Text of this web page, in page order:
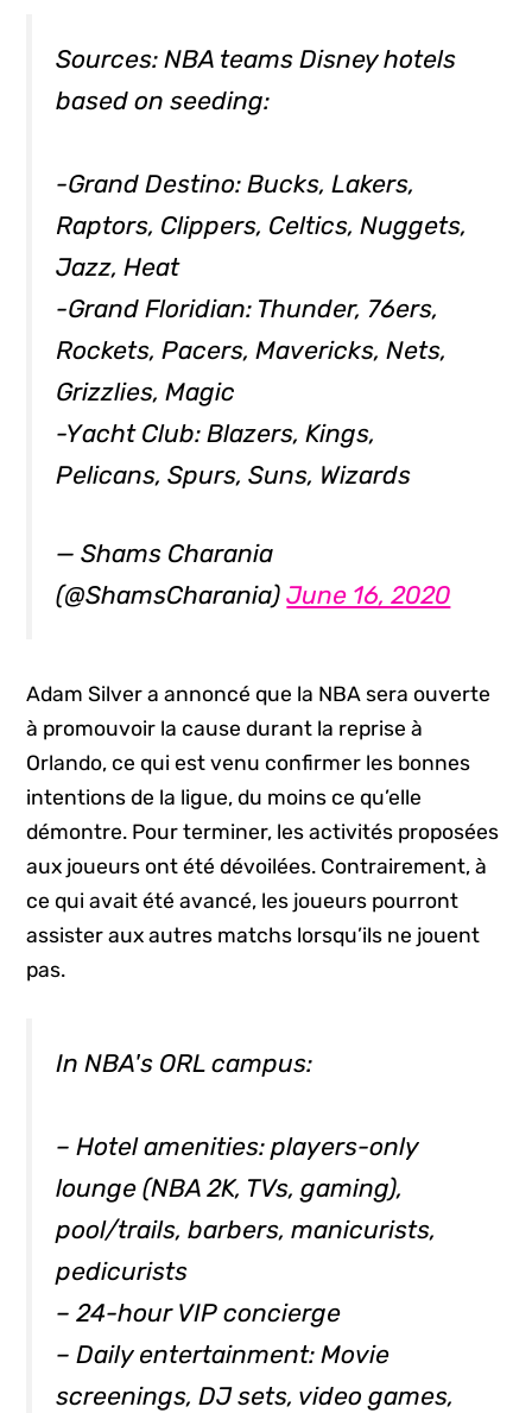
Sources: NBA teams Disney hotels
based on seeding:
-Grand Destino: Bucks, Lakers,
Raptors, Clippers, Celtics, Nuggets,
Jazz, Heat
-Grand Floridian: Thunder, 76ers,
Rockets, Pacers, Mavericks, Nets,
Grizzlies, Magic
-Yacht Club: Blazers, Kings,
Pelicans, Spurs, Suns, Wizards
— Shams Charania
(@ShamsCharania)June 16, 2020
Adam Silver a annoncé que la NBA sera ouverte
à promouvoir la cause durant la reprise à
Orlando, ce qui est venu confirmer les bonnes
intentions de la ligue, du moins ce qu’elle
démontre. Pour terminer, les activités proposées
aux joueurs ont été dévoilées. Contrairement, à
ce qui avait été avancé, les joueurs pourront
assister aux autres matchs lorsqu’ils ne jouent
pas.
In NBA's ORL campus:
– Hotel amenities: players-only
lounge (NBA 2K, TVs, gaming),
pool/trails, barbers, manicurists,
pedicurists
– 24-hour VIP concierge
– Daily entertainment: Movie
screenings, DJ sets, video games,